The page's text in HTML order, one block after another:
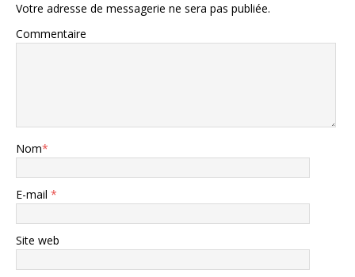
Votre adresse de messagerie ne sera pas publiée.
Commentaire
Nom*
E-mail *
Site web